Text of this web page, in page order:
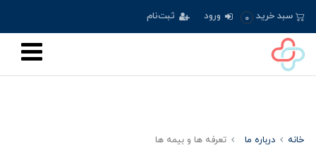
سبد خرید 0 ورود ثبت‌نام
خانه درباره ما تعرفه ها و بیمه ها